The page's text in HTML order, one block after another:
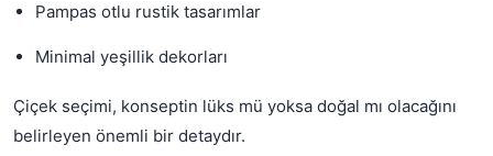
Pampas otlu rustik tasarımlar
Minimal yeşillik dekorları
Çiçek seçimi, konseptin lüks mü yoksa doğal mı olacağını
belirleyen önemli bir detaydır.